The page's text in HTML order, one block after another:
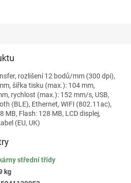
rozlišení 12 bodů/mm (300 dpi),
šířka tisku (max.): 104 mm,
rychlost (max.): 152 mm/s, USB,
(BLE), Ethernet, WIFI (802.11ac),
MB, Flash: 128 MB, LCD displej,
(EU, UK)
střední třídy
kg